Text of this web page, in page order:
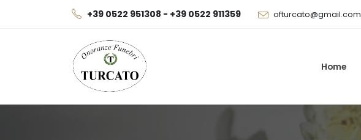
+39 0522 951308 - +39 0522 911359 ofturcato@gmail.com
Home